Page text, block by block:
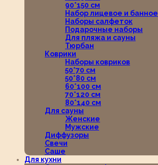
90*150 см
Набор лицевое и банное
Наборы салфеток
Подарочные наборы
Для пляжа и сауны
Тюрбан
Коврики
Наборы ковриков
50*70 см
50*80 см
60*100 см
70*120 см
80*140 см
Для сауны
Женские
Мужские
Диффузоры
Свечи
Саше
Для кухни